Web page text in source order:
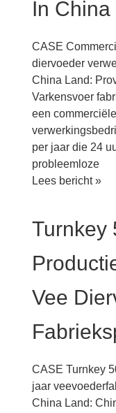
productiefabriek
in
China
In China
CASE
diervoeder
China Land:
Varkensvoer
een
per jaar die 24
probleemloze
Commercieel
per
varken
in
Lees bericht »
Turnkey
Vee
CASE Turnkey
jaar
China Land: